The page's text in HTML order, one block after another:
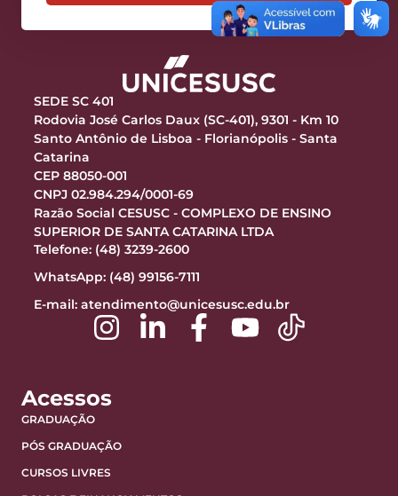
SEDE SC 401
Rodovia José Carlos Daux (SC-401), 9301 - Km 10
Santo Antônio de Lisboa - Florianópolis - Santa
Catarina
CEP 88050-001
CNPJ 02.984.294/0001-69
Razão Social CESUSC - COMPLEXO DE ENSINO
SUPERIOR DE SANTA CATARINA LTDA
Telefone: (48) 3239-2600
WhatsApp: (48) 99156-7111
E-mail: atendimento@unicesusc.edu.br
Acessos
GRADUAÇÃO
PÓS GRADUAÇÃO
CURSOS LIVRES